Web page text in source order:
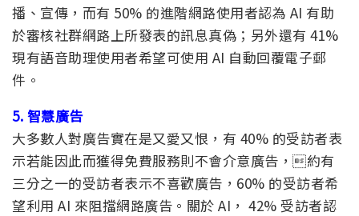
播、宣傳，而有 50% 的進階網路使用者認為 AI 有助
於審核社群網路上所發表的訊息真偽；另外還有 41%
現有語音助理使用者希望可使用 AI 自動回覆電子郵
件。
5. 智慧廣告
大多數人對廣告實在是又愛又恨，有 40% 的受訪者表
示若能因此而獲得免費服務則不會介意廣告，約有
三分之一的受訪者表示不喜歡廣告，60% 的受訪者希
望利用 AI 來阻擋網路廣告。關於 AI， 42% 受訪者認